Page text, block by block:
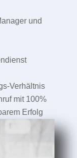
und
Verhältnis
mit 100%
Erfolg